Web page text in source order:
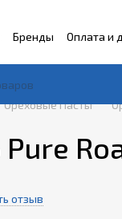
Бренды Оплата и
Ореховые Пасты
отзыв